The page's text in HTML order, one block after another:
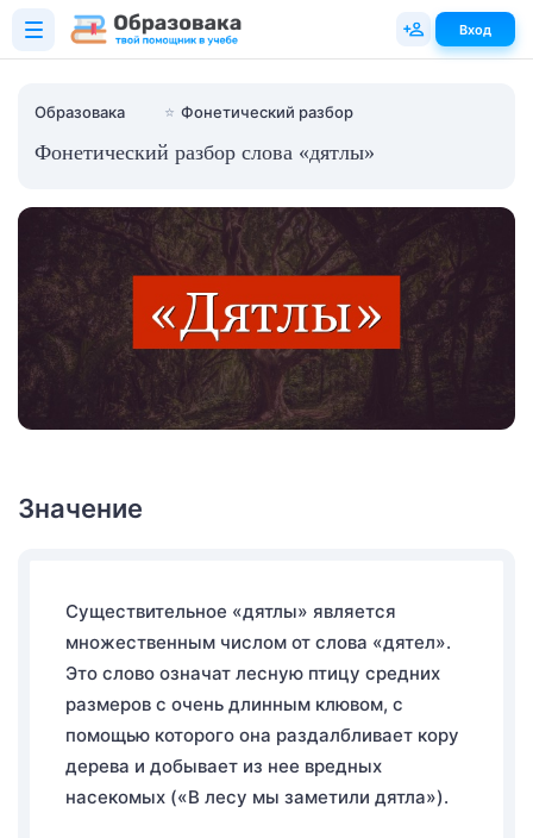
Образовака ⭐ Фонетический разбор
Фонетический разбор слова «дятлы»
Значение
Существительное «дятлы» является
множественным числом от слова «дятел».
Это слово означат лесную птицу средних
размеров с очень длинным клювом, с
помощью которого она раздалбливает кору
дерева и добывает из нее вредных
насекомых («В лесу мы заметили дятла»).
Вход